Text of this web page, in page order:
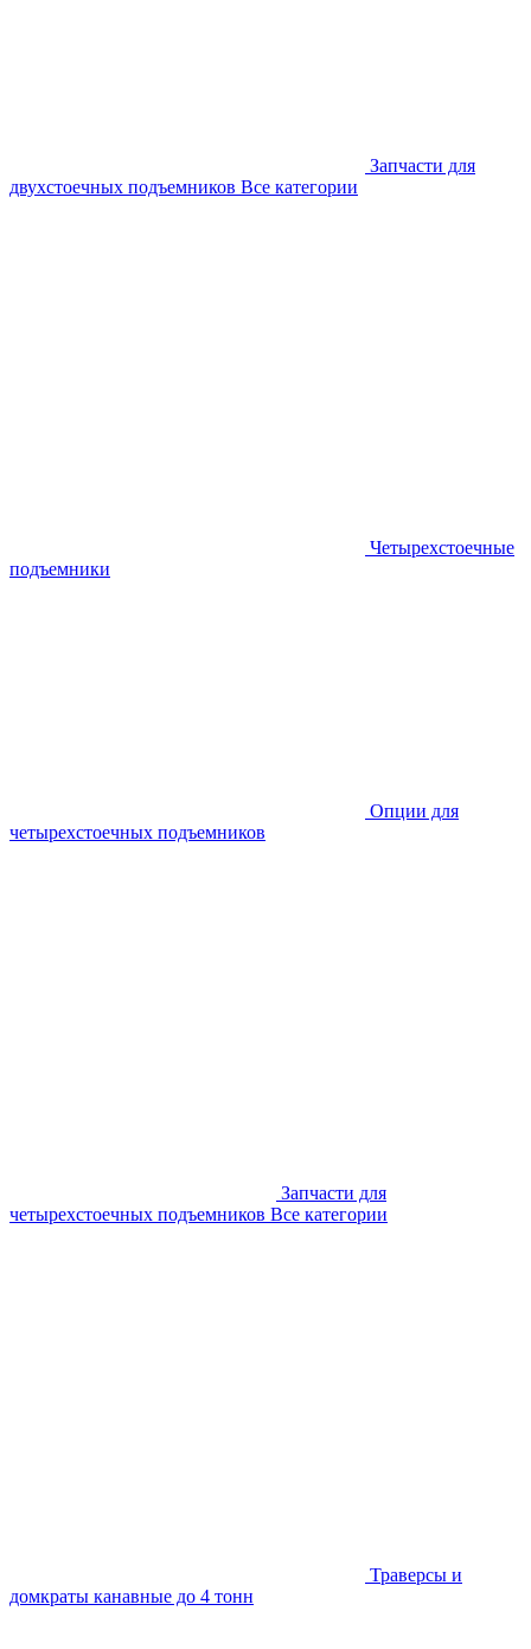
Запчасти для
двухстоечных подъемников Все категории
Четырехстоечные
подъемники
Опции для
четырехстоечных подъемников
Запчасти для
четырехстоечных подъемников Все категории
Траверсы и
домкраты канавные до 4 тонн